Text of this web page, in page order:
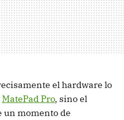
el hardware lo
MatePad Pro, sino el
un momento de